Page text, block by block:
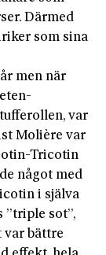
Därmed
som sina
men när
var
Molière var
Tricotin
något med
i själva
”triple sot”,
var bättre